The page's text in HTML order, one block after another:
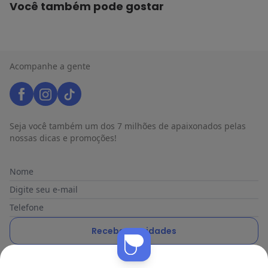
Você também pode gostar
Acompanhe a gente
Seja você também um dos 7 milhões de apaixonados pelas
nossas dicas e promoções!
Nome
Digite seu e-mail
Telefone
Receber novidades
Ao enviar o cadastro, você concorda com a nossa